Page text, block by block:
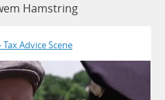
Hamstring
Advice Scene